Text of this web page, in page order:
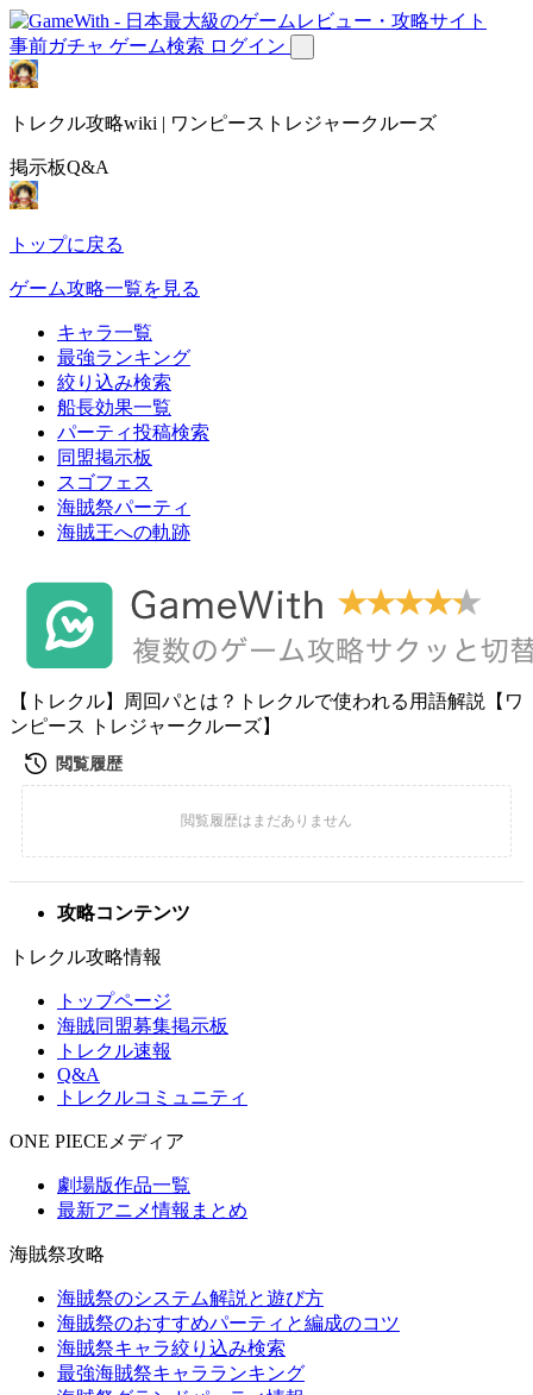
事前ガチャ ゲーム検索 ログイン
トレクル攻略wiki | ワンピーストレジャークルーズ
掲示板Q&A
トップに戻る
ゲーム攻略一覧を見る
キャラ一覧
最強ランキング
絞り込み検索
船長効果一覧
パーティ投稿検索
同盟掲示板
スゴフェス
海賊祭パーティ
海賊王への軌跡
【トレクル】周回パとは？トレクルで使われる用語解説【ワ
ンピース トレジャークルーズ】
攻略コンテンツ
トレクル攻略情報
トップページ
海賊同盟募集掲示板
トレクル速報
Q&A
トレクルコミュニティ
ONE PIECEメディア
劇場版作品一覧
最新アニメ情報まとめ
海賊祭攻略
海賊祭のシステム解説と遊び方
海賊祭のおすすめパーティと編成のコツ
海賊祭キャラ絞り込み検索
最強海賊祭キャラランキング